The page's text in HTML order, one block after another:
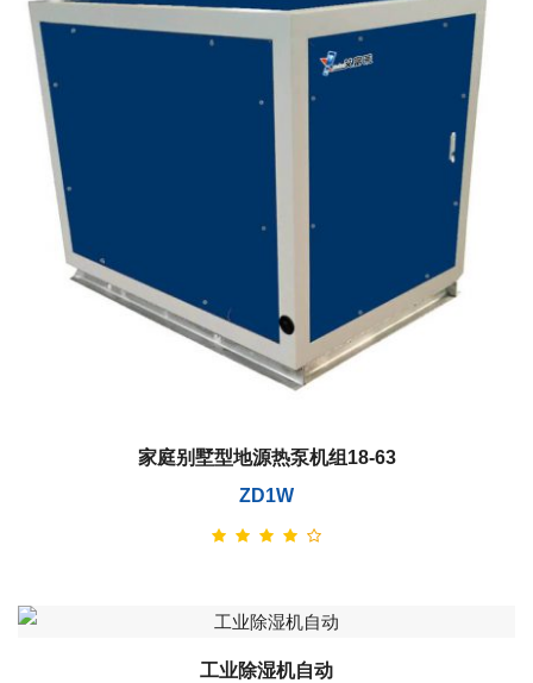
家庭别墅型地源热泵机组18-63
ZD1W
工业除湿机自动